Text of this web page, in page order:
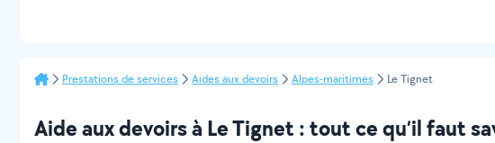
Prestations de services Aides aux devoirs Alpes-maritimes Le Tignet
Aide aux devoirs à Le Tignet : tout ce qu’il faut